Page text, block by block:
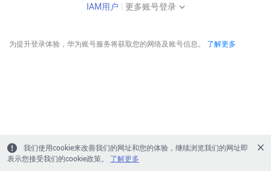
IAM用户 | 更多账号登录
为提升登录体验，华为账号服务将获取您的网络及账号信息。 了解更多
我们使用cookie来改善我们的网址和您的体验，继续浏览我们的网址即
表示您接受我们的cookie政策。
了解更多